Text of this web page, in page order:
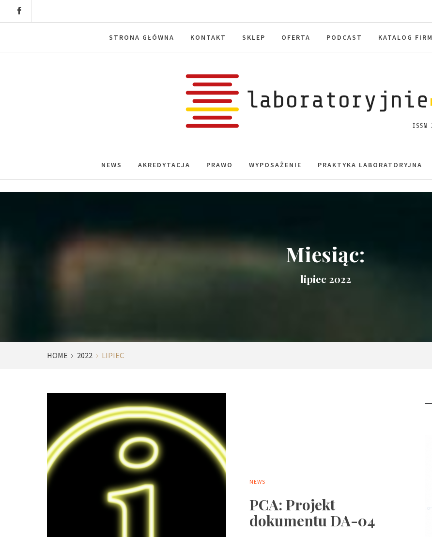
STRONA GŁÓWNA KONTAKT SKLEP OFERTA PODCAST KATALOG FIRM
Laboratoryjnie.pl
NEWS AKREDYTACJA PRAWO WYPOSAŻENIE PRAKTYKA LABORATORYJNA
Miesiąc:
lipiec 2022
HOME 2022 LIPIEC
NEWS
PCA: Projekt
dokumentu DA-04